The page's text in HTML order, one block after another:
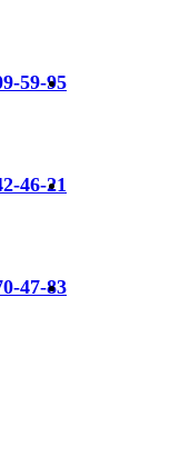
59-95
46-21
47-83